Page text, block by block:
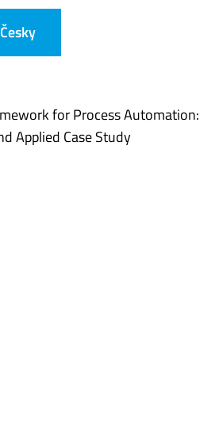
Česky
for Process Automation:
Applied Case Study